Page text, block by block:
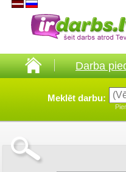
Darba
Meklēt darbu: